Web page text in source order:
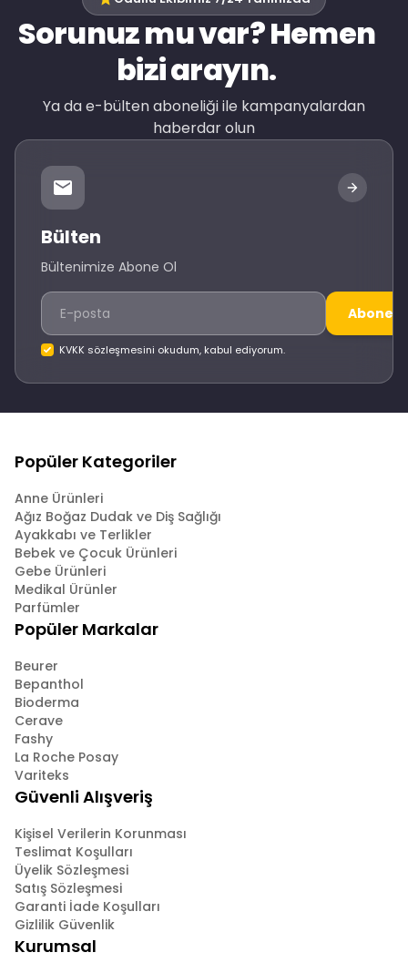
Sorunuz mu var? Hemen
bizi arayın.
Ya da e-bülten aboneliği ile kampanyalardan
haberdar olun
Bülten
Bültenimize Abone Ol
Abone
KVKK sözleşmesini okudum, kabul ediyorum.
Popüler Kategoriler
Anne Ürünleri
Ağız Boğaz Dudak ve Diş Sağlığı
Ayakkabı ve Terlikler
Bebek ve Çocuk Ürünleri
Gebe Ürünleri
Medikal Ürünler
Parfümler
Popüler Markalar
Beurer
Bepanthol
Bioderma
Cerave
Fashy
La Roche Posay
Variteks
Güvenli Alışveriş
Kişisel Verilerin Korunması
Teslimat Koşulları
Üyelik Sözleşmesi
Satış Sözleşmesi
Garanti İade Koşulları
Gizlilik Güvenlik
Kurumsal